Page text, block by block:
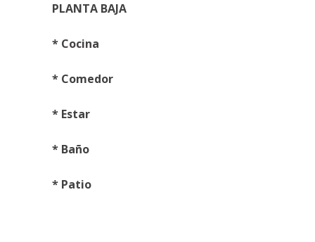
PLANTA BAJA
* Cocina
* Comedor
* Estar
* Baño
* Patio